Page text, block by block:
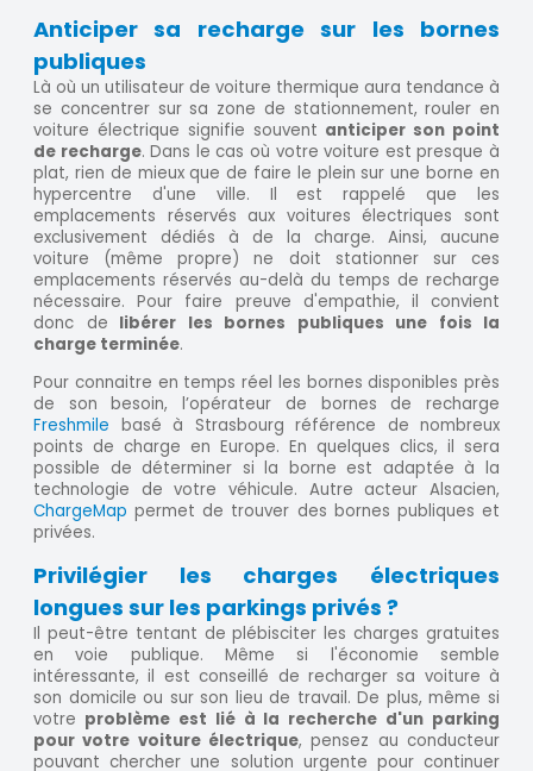
Anticiper sa recharge sur les bornes
publiques
Là où un utilisateur de voiture thermique aura tendance à
se concentrer sur sa zone de stationnement, rouler en
voiture électrique signifie souvent anticiper son point
de recharge. Dans le cas où votre voiture est presque à
plat, rien de mieux que de faire le plein sur une borne en
hypercentre d'une ville. Il est rappelé que les
emplacements réservés aux voitures électriques sont
exclusivement dédiés à de la charge. Ainsi, aucune
voiture (même propre) ne doit stationner sur ces
emplacements réservés au-delà du temps de recharge
nécessaire. Pour faire preuve d'empathie, il convient
donc de libérer les bornes publiques une fois la
charge terminée.
Pour connaitre en temps réel les bornes disponibles près
de son besoin, l’opérateur de bornes de recharge
Freshmile basé à Strasbourg référence de nombreux
points de charge en Europe. En quelques clics, il sera
possible de déterminer si la borne est adaptée à la
technologie de votre véhicule. Autre acteur Alsacien,
ChargeMap permet de trouver des bornes publiques et
privées.
Privilégier les charges électriques
longues sur les parkings privés ?
Il peut-être tentant de plébisciter les charges gratuites
en voie publique. Même si l'économie semble
intéressante, il est conseillé de recharger sa voiture à
son domicile ou sur son lieu de travail. De plus, même si
votre problème est lié à la recherche d'un parking
pour votre voiture électrique, pensez au conducteur
pouvant chercher une solution urgente pour continuer